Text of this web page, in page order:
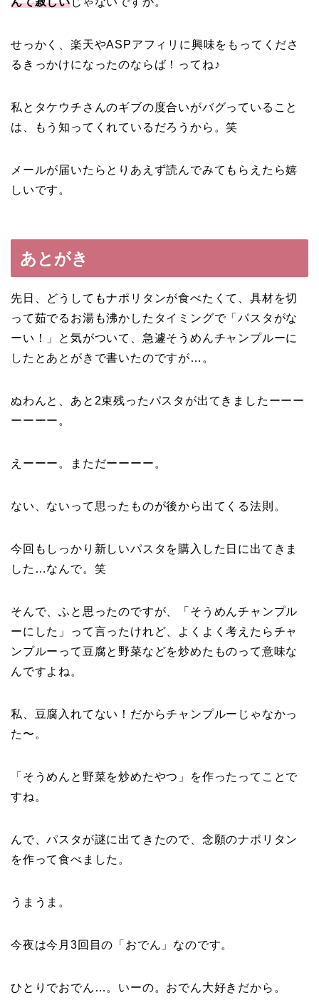
せっかく、楽天やASPアフィリに興味をもってくださ
るきっかけになったのならば！ってね♪
私とタケウチさんのギブの度合いがバグっていること
は、もう知ってくれているだろうから。笑
メールが届いたらとりあえず読んでみてもらえたら嬉
しいです。
あとがき
先日、どうしてもナポリタンが食べたくて、具材を切
って茹でるお湯も沸かしたタイミングで「パスタがな
ーい！」と気がついて、急遽そうめんチャンプルーに
したとあとがきで書いたのですが…。
ぬわんと、あと2束残ったパスタが出てきましたーーー
ーーーー。
えーーー。まただーーーー。
ない、ないって思ったものが後から出てくる法則。
今回もしっかり新しいパスタを購入した日に出てきま
した…なんで。笑
そんで、ふと思ったのですが、「そうめんチャンプル
ーにした」って言ったけれど、よくよく考えたらチャ
ンプルーって豆腐と野菜などを炒めたものって意味な
んですよね。
私、豆腐入れてない！だからチャンプルーじゃなかっ
た〜。
「そうめんと野菜を炒めたやつ」を作ったってことで
すね。
んで、パスタが謎に出てきたので、念願のナポリタン
を作って食べました。
うまうま。
今夜は今月3回目の「おでん」なのです。
ひとりでおでん…。いーの。おでん大好きだから。